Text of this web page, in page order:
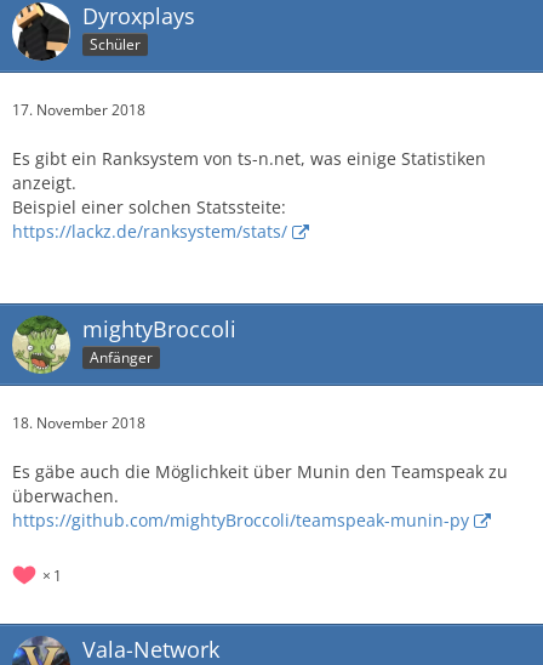
Dyroxplays
Schüler
17. November 2018
Es gibt ein Ranksystem von ts-n.net, was einige Statistiken
anzeigt.
Beispiel einer solchen Statssteite:
https://lackz.de/ranksystem/stats/
mightyBroccoli
Anfänger
18. November 2018
Es gäbe auch die Möglichkeit über Munin den Teamspeak zu
überwachen.
https://github.com/mightyBroccoli/teamspeak-munin-py
1
Vala-Network